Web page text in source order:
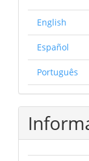
English
Español
Português